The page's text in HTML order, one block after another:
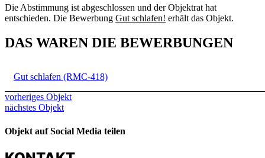
Die Abstimmung ist abgeschlossen und der Objektrat hat
entschieden. Die Bewerbung Gut schlafen! erhält das Objekt.
DAS WAREN DIE BEWERBUNGEN
Gut schlafen (RMC-418)
vorheriges Objekt
nächstes Objekt
Objekt auf Social Media teilen